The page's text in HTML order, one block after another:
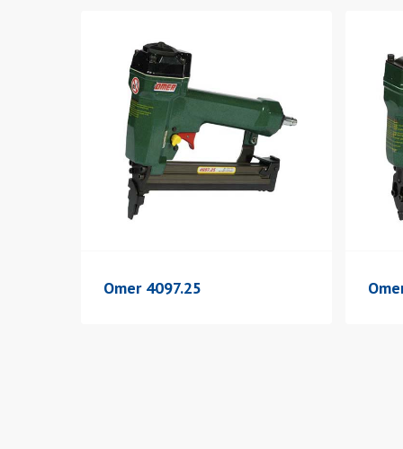
Omer 4097.25